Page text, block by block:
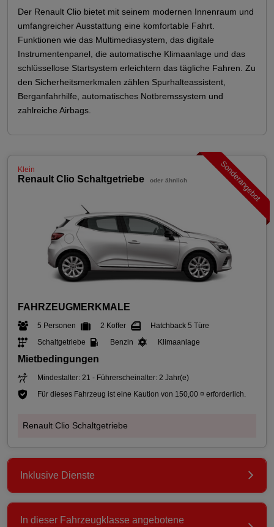
Der Renault Clio bietet mit seinem modernen Innenraum und
umfangreicher Ausstattung eine komfortable Fahrt.
Funktionen wie das Multimediasystem, das digitale
Instrumentenpanel, die automatische Klimaanlage und das
schlüssellose Startsystem erleichtern das tägliche Fahren. Zu
den Sicherheitsmerkmalen zählen Spurhalteassistent,
Berganfahrhilfe, automatisches Notbremssystem und
zahlreiche Airbags.
Sonderangebot
Klein
Renault Clio Schaltgetriebe oder ähnlich
FAHRZEUGMERKMALE
5 Personen 2 Koffer
Hatchback 5 Türe
Schaltgetriebe
Benzin Klimaanlage
Mietbedingungen
Mindestalter: 21 - Führerscheinalter: 2 Jahr(e)
Für dieses Fahrzeug ist eine Kaution von 150,00 ¤ erforderlich.
Renault Clio Schaltgetriebe
Inklusive Dienste
In dieser Fahrzeugklasse angebotene